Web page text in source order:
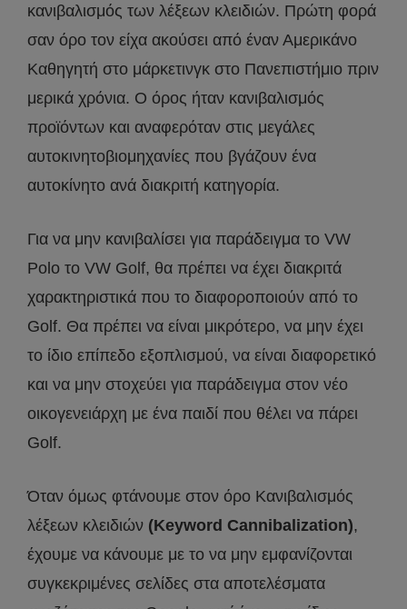
κανιβαλισμός των λέξεων κλειδιών. Πρώτη φορά
σαν όρο τον είχα ακούσει από έναν Αμερικάνο
Καθηγητή στο μάρκετινγκ στο Πανεπιστήμιο πριν
μερικά χρόνια. Ο όρος ήταν κανιβαλισμός
προϊόντων και αναφερόταν στις μεγάλες
αυτοκινητοβιομηχανίες που βγάζουν ένα
αυτοκίνητο ανά διακριτή κατηγορία.
Για να μην κανιβαλίσει για παράδειγμα το VW
Polo το VW Golf, θα πρέπει να έχει διακριτά
χαρακτηριστικά που το διαφοροποιούν από το
Golf. Θα πρέπει να είναι μικρότερο, να μην έχει
το ίδιο επίπεδο εξοπλισμού, να είναι διαφορετικό
και να μην στοχεύει για παράδειγμα στον νέο
οικογενειάρχη με ένα παιδί που θέλει να πάρει
Golf.
Όταν όμως φτάνουμε στον όρο Κανιβαλισμός
λέξεων κλειδιών (Keyword Cannibalization),
έχουμε να κάνουμε με το να μην εμφανίζονται
συγκεκριμένες σελίδες στα αποτελέσματα